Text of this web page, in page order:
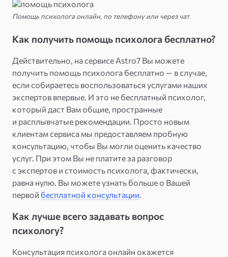
Помощь психолога онлайн, по телефону или через чат
Как получить помощь психолога бесплатно?
Действительно, на сервисе Astro7 Вы можете
получить помощь психолога бесплатно — в случае,
если собираетесь воспользоваться услугами наших
экспертов впервые. И это не бесплатный психолог,
который даст Вам общие, пространные
и расплывчатые рекомендации. Просто новым
клиентам сервиса мы предоставляем пробную
консультацию, чтобы Вы могли оценить качество
услуг. При этом Вы не платите за разговор
с экспертов и стоимость психолога, фактически,
равна нулю. Вы можете узнать больше о Вашей
первой бесплатной консультации
Как лучше всего задавать вопрос
психологу?
Консультация психолога онлайн окажется